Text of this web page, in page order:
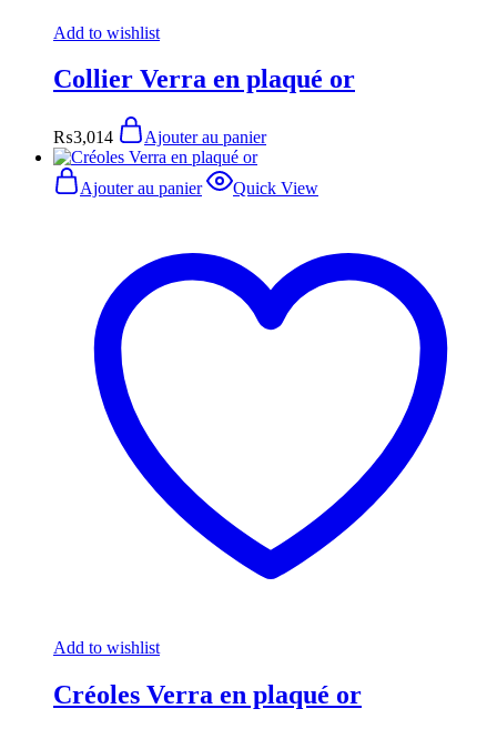
Add to wishlist
Collier Verra en plaqué or
₨3,014 Ajouter au panier
Ajouter au panier Quick View
Add to wishlist
Créoles Verra en plaqué or